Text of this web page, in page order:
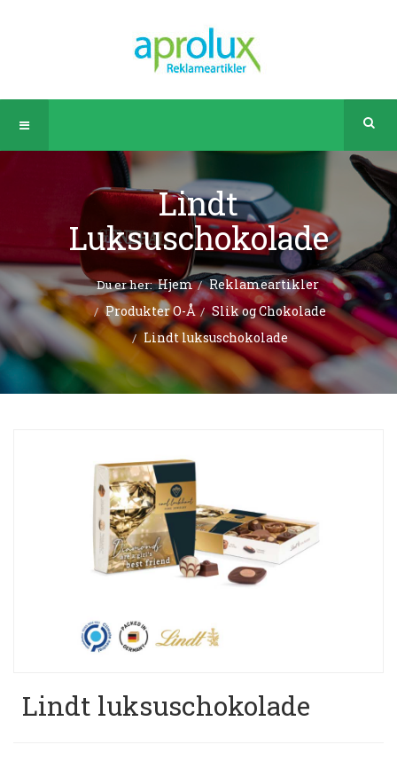
Lindt
Luksuschokolade
Du er her:Hjem
Reklameartikler
Produkter O-Å
Slik og Chokolade
Lindt luksuschokolade
Lindt luksuschokolade